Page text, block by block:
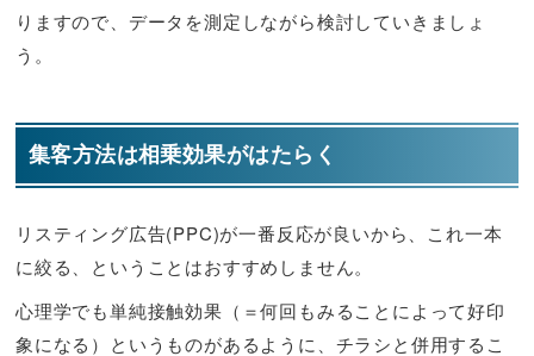
りますので、データを測定しながら検討していきましょ
う。
集客方法は相乗効果がはたらく
リスティング広告(PPC)が一番反応が良いから、これ一本
に絞る、ということはおすすめしません。
心理学でも単純接触効果（＝何回もみることによって好印
象になる）というものがあるように、チラシと併用するこ